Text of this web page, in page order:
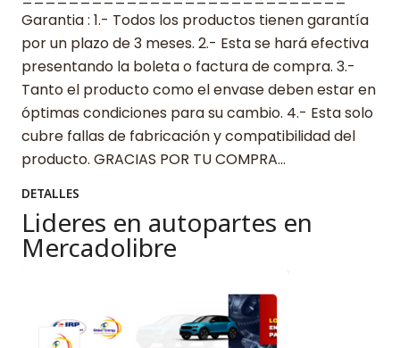
Garantia : 1.- Todos los productos tienen garantía
por un plazo de 3 meses. 2.- Esta se hará efectiva
presentando la boleta o factura de compra. 3.-
Tanto el producto como el envase deben estar en
óptimas condiciones para su cambio. 4.- Esta solo
cubre fallas de fabricación y compatibilidad del
producto. GRACIAS POR TU COMPRA…
DETALLES
Lideres en autopartes en
Mercadolibre